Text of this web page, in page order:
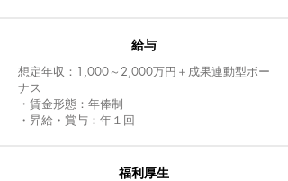
給与
想定年収：1,000～2,000万円＋成果連動型ボー
ナス
・賃金形態：年俸制
・昇給・賞与：年１回
福利厚生